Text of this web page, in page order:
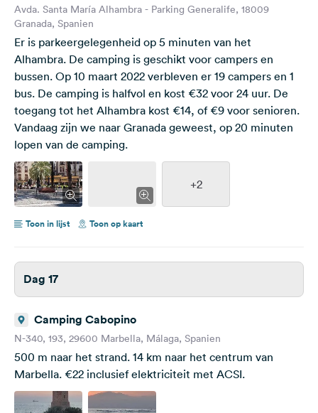
Avda. Santa María Alhambra - Parking Generalife, 18009
Granada, Spanien
Er is parkeergelegenheid op 5 minuten van het
Alhambra. De camping is geschikt voor campers en
bussen. Op 10 maart 2022 verbleven er 19 campers en 1
bus. De camping is halfvol en kost €32 voor 24 uur. De
toegang tot het Alhambra kost €14, of €9 voor senioren.
Vandaag zijn we naar Granada geweest, op 20 minuten
lopen van de camping.
+2
Toon in lijst Toon op kaart
Dag 17
Camping Cabopino
N-340, 193, 29600 Marbella, Málaga, Spanien
500 m naar het strand. 14 km naar het centrum van
Marbella. €22 inclusief elektriciteit met ACSI.